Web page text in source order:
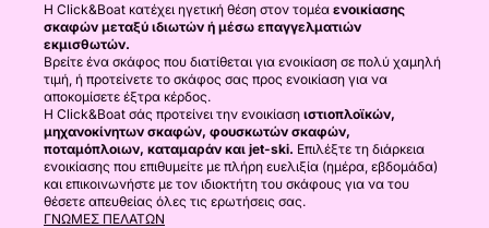
Η Click&Boat κατέχει ηγετική θέση στον τομέα ενοικίασης
σκαφών μεταξύ ιδιωτών ή μέσω επαγγελματιών
εκμισθωτών.
Βρείτε ένα σκάφος που διατίθεται για ενοικίαση σε πολύ χαμηλή
τιμή, ή προτείνετε το σκάφος σας προς ενοικίαση για να
αποκομίσετε έξτρα κέρδος.
Η Click&Boat σάς προτείνει την ενοικίαση ιστιοπλοϊκών,
μηχανοκίνητων σκαφών, φουσκωτών σκαφών,
ποταμόπλοιων, καταμαράν και jet-ski. Επιλέξτε τη διάρκεια
ενοικίασης που επιθυμείτε με πλήρη ευελιξία (ημέρα, εβδομάδα)
και επικοινωνήστε με τον ιδιοκτήτη του σκάφους για να του
θέσετε απευθείας όλες τις ερωτήσεις σας.
ΓΝΏΜΕΣ ΠΕΛΑΤΏΝ